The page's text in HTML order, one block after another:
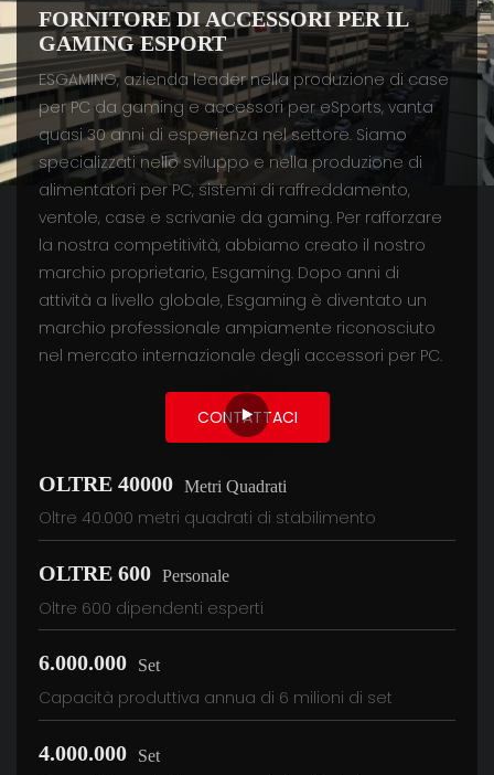
FORNITORE DI ACCESSORI PER IL
GAMING ESPORT
ESGAMING, azienda leader nella produzione di case
per PC da gaming e accessori per eSports, vanta
quasi 30 anni di esperienza nel settore. Siamo
specializzati nello sviluppo e nella produzione di
alimentatori per PC, sistemi di raffreddamento,
ventole, case e scrivanie da gaming. Per rafforzare
la nostra competitività, abbiamo creato il nostro
marchio proprietario, Esgaming. Dopo anni di
attività a livello globale, Esgaming è diventato un
marchio professionale ampiamente riconosciuto
nel mercato internazionale degli accessori per PC.
CONTATTACI
OLTRE 40000 Metri Quadrati
Oltre 40.000 metri quadrati di stabilimento
OLTRE 600 Personale
Oltre 600 dipendenti esperti
6.000.000 Set
Capacità produttiva annua di 6 milioni di set
4.000.000 Set